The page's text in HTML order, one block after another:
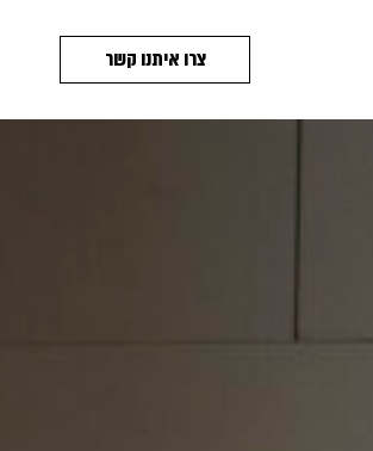
צרו איתנו קשר